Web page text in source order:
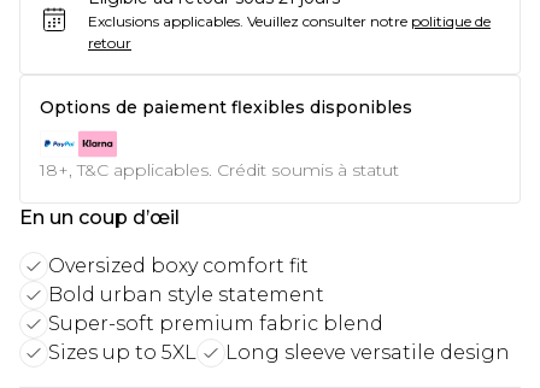
Exclusions applicables. Veuillez consulter notre politique de
retour
Options de paiement flexibles disponibles
18+, T&C applicables. Crédit soumis à statut
En un coup d’œil
Oversized boxy comfort fit
Bold urban style statement
Super-soft premium fabric blend
Sizes up to 5XL
Long sleeve versatile design